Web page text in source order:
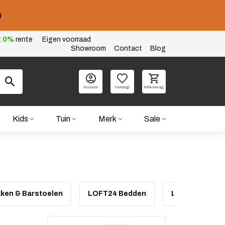
0% rente
Eigen voorraad
Showroom
Contact Blog
Account Verlangl. Winkelwag.
Kids Tuin Merk Sale
& Barstoelen LOFT24 Bedden LOFT24